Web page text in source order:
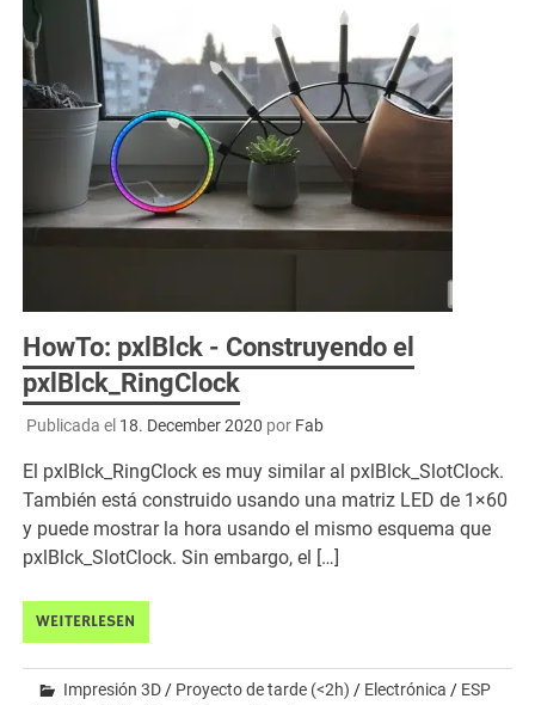
HowTo: pxlBlck - Construyendo el
pxlBlck_RingClock
Publicada el 18. December 2020 por Fab
El pxlBlck_RingClock es muy similar al pxlBlck_SlotClock.
También está construido usando una matriz LED de 1×60
y puede mostrar la hora usando el mismo esquema que
pxlBlck_SlotClock. Sin embargo, el […]
WEITERLESEN
Impresión 3D/ Proyecto de tarde (<2h) / Electrónica / ESP